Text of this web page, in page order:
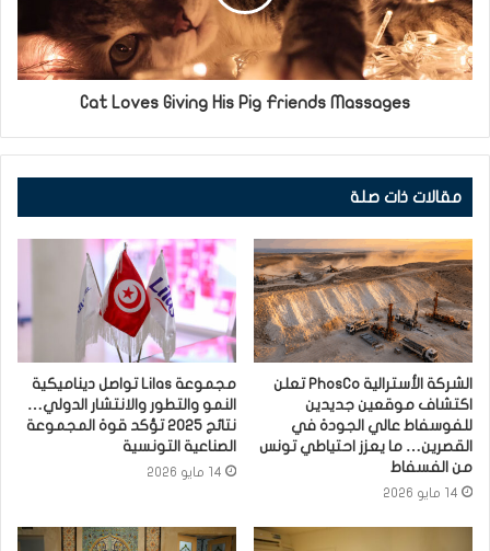
Cat Loves Giving His Pig Friends Massages
مقالات ذات صلة
الشركة الأسترالية PhosCo تعلن
اكتشاف موقعين جديدين
للفوسفاط عالي الجودة في
القصرين… ما يعزز احتياطي تونس
من الفسفاط
14 مايو 2026
مجموعة Lilas تواصل ديناميكية
النمو والتطور والانتشار الدولي…
نتائج 2025 تؤكد قوة المجموعة
الصناعية التونسية
14 مايو 2026